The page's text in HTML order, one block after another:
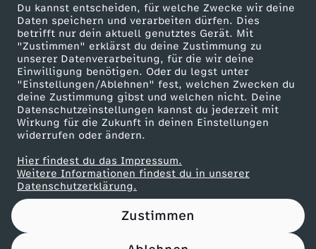
Du kannst entscheiden, für welche Zwecke wir deine
Daten speichern und verarbeiten dürfen. Dies
betrifft nur dein aktuell genutztes Gerät. Mit
"Zustimmen" erklärst du deine Zustimmung zu
unserer Datenverarbeitung, für die wir deine
Einwilligung benötigen. Oder du legst unter
"Einstellungen/Ablehnen" fest, welchen Zwecken du
deine Zustimmung gibst und welchen nicht. Deine
Datenschutzeinstellungen kannst du jederzeit mit
Wirkung für die Zukunft in deinen Einstellungen
widerrufen oder ändern.
Hier findest du das Impressum.
Weitere Informationen findest du in unserer
Datenschutzerklärung.
Zustimmen
e
Y
o
u
r
H
ZDF goes Schule
Werbefernsehen
Mainzelmännchen
Partner